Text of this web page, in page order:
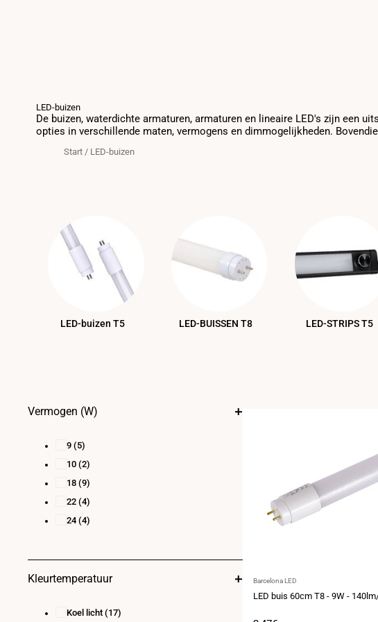
LED-buizen
De buizen, waterdichte armaturen, armaturen en lineaire LED's zijn een
opties in verschillende maten, vermogens en dimmogelijkheden.
Start / LED-buizen
LED-buizen T5 LED-BUISSEN T8 LED-STRIPS T5
Leverancier:
Barcelona LED
LED buis 60cm T8 - 9W -
Vermogen (W)
9 (5)
10 (2)
18 (9)
22 (4)
24 (4)
Kleurtemperatuur
Koel licht (17)